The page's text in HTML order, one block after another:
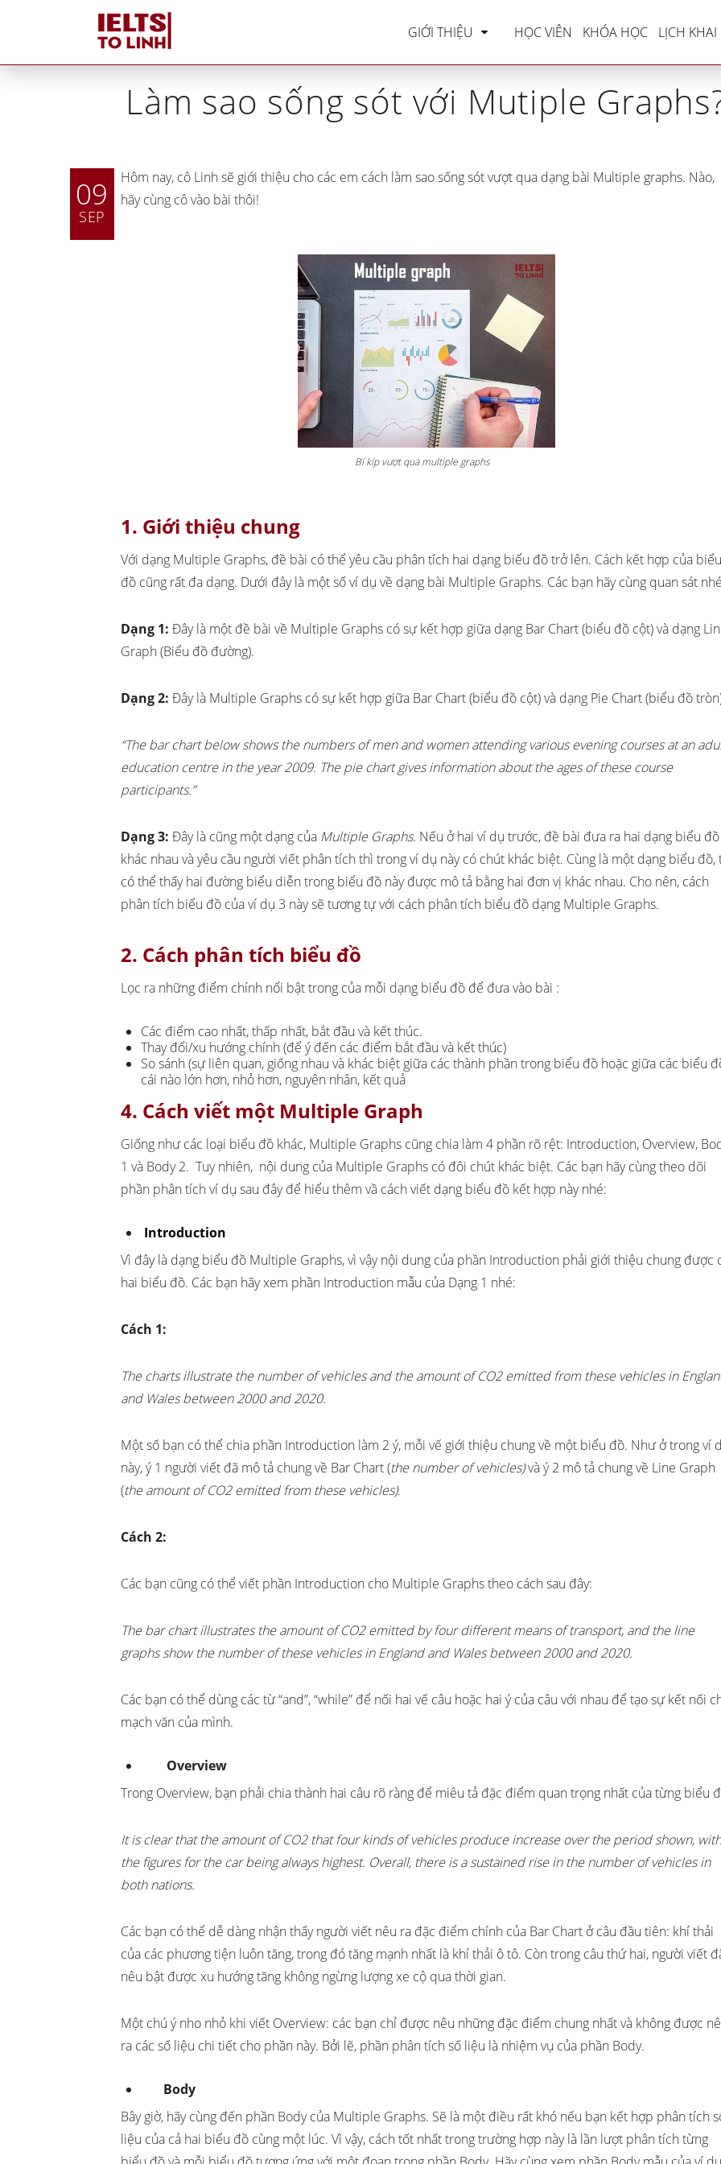
GIỚI THIỆU HỌC VIÊN KHÓA HỌC LỊCH
Tại sao IELTS Tố Linh
IELTS Writing Làm sao sống sót với Mutiple
Làm sao sống sót với Mutiple
09
SEP
Hôm nay, cô Linh sẽ giới thiệu cho các em cách làm sao sống sót vượt qua dạng bài Multiple graphs. Nào,
hãy cùng cô vào bài thôi!
Bí kíp vượt qua multiple graphs
1. Giới thiệu chung
Với dạng Multiple Graphs, đề bài có thể yêu cầu phân tích hai dạng biểu đồ trở lên. Cách kết hợp của biểu
đồ cũng rất đa dạng. Dưới đây là một số ví dụ về dạng bài Multiple Graphs. Các bạn hãy cùng quan sát
Dạng 1: Đây là một đề bài về Multiple Graphs có sự kết hợp giữa dạng Bar Chart (biểu đồ cột) và dạng
Graph (Biểu đồ đường).
Dạng 2: Đây là Multiple Graphs có sự kết hợp giữa Bar Chart (biểu đồ cột) và dạng Pie Chart (biểu đồ
“The bar chart below shows the numbers of men and women attending various evening courses at an
education centre in the year 2009. The pie chart gives information about the ages of these course
participants.”
Dạng 3: Đây là cũng một dạng của Multiple Graphs. Nếu ở hai ví dụ trước, đề bài đưa ra hai dạng biểu đồ
khác nhau và yêu cầu người viết phân tích thì trong ví dụ này có chút khác biệt. Cùng là một dạng biểu đồ,
có thể thấy hai đường biểu diễn trong biểu đồ này được mô tả bằng hai đơn vị khác nhau. Cho nên, cách
phân tích biểu đồ của ví dụ 3 này sẽ tương tự với cách phân tích biểu đồ dạng Multiple Graphs.
2. Cách phân tích biểu đồ
Lọc ra những điểm chính nổi bật trong của mỗi dạng biểu đồ để đưa vào bài :
Các điểm cao nhất, thấp nhất, bắt đầu và kết thúc.
Thay đổi/xu hướng chính (để ý đến các điểm bắt đầu và kết thúc)
So sánh (sự liên quan, giống nhau và khác biệt giữa các thành phần trong biểu đồ hoặc giữa các biểu
cái nào lớn hơn, nhỏ hơn, nguyên nhân, kết quả
4. Cách viết một Multiple Graph
Giống như các loại biểu đồ khác, Multiple Graphs cũng chia làm 4 phần rõ rệt: Introduction, Overview,
1 và Body 2. Tuy nhiên, nội dung của Multiple Graphs có đôi chút khác biệt. Các bạn hãy cùng theo dõi
phần phân tích ví dụ sau đây để hiểu thêm vầ cách viết dạng biểu đồ kết hợp này nhé:
Introduction
Vì đây là dạng biểu đồ Multiple Graphs, vì vậy nội dung của phần Introduction phải giới thiệu chung được
hai biểu đồ. Các bạn hãy xem phần Introduction mẫu của Dạng 1 nhé:
Cách 1:
The charts illustrate the number of vehicles and the amount of CO2 emitted from these vehicles in
and Wales between 2000 and 2020.
Một số bạn có thể chia phần Introduction làm 2 ý, mỗi vế giới thiệu chung về một biểu đồ. Như ở trong ví
này, ý 1 người viết đã mô tả chung về Bar Chart (the number of vehicles)và ý 2 mô tả chung về Line Graph
(the amount of CO2 emitted from these vehicles).
Cách 2:
Các bạn cũng có thể viết phần Introduction cho Multiple Graphs theo cách sau đây:
The bar chart illustrates the amount of CO2 emitted by four different means of transport, and the line
graphs show the number of these vehicles in England and Wales between 2000 and 2020.
Các bạn có thể dùng các từ “and”, “while” để nối hai vế câu hoặc hai ý của câu với nhau để tạo sự kết nối
mạch văn của mình.
Overview
Trong Overview, bạn phải chia thành hai câu rõ ràng để miêu tả đặc điểm quan trọng nhất của từng biểu
It is clear that the amount of CO2 that four kinds of vehicles produce increase over the period shown, with
the figures for the car being always highest. Overall, there is a sustained rise in the number of vehicles in
both nations.
Các bạn có thể dễ dàng nhận thấy người viết nêu ra đặc điểm chính của Bar Chart ở câu đầu tiên: khí thải
của các phương tiện luôn tăng, trong đó tăng mạnh nhất là khí thải ô tô. Còn trong câu thứ hai, người viết
nêu bật được xu hướng tăng không ngừng lượng xe cộ qua thời gian.
Một chú ý nho nhỏ khi viết Overview: các bạn chỉ được nêu những đặc điểm chung nhất và không được
ra các số liệu chi tiết cho phần này. Bởi lẽ, phần phân tích số liệu là nhiệm vụ của phần Body.
Body
Bây giờ, hãy cùng đến phần Body của Multiple Graphs. Sẽ là một điều rất khó nếu bạn kết hợp phân tích
liệu của cả hai biểu đồ cùng một lúc. Vì vậy, cách tốt nhất trong trường hợp này là lần lượt phân tích từng